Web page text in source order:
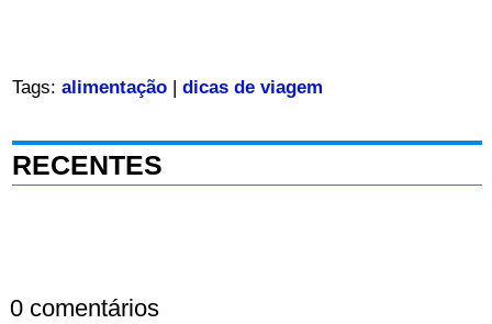
Tags: alimentação| dicas de viagem
RECENTES
0 comentários